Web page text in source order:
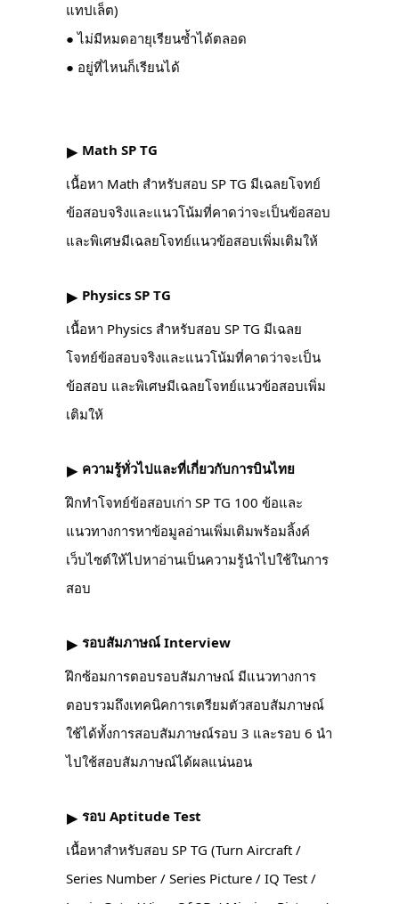
แทปเล็ต)
● ไม่มีหมดอายุเรียนซ้ำได้ตลอด
● อยู่ที่ไหนก็เรียนได้
▶︎ Math SP TG
เนื้อหา Math สำหรับสอบ SP TG มีเฉลยโจทย์
ข้อสอบจริงและแนวโน้มที่คาดว่าจะเป็นข้อสอบ
และพิเศษมีเฉลยโจทย์แนวข้อสอบเพิ่มเติมให้
▶︎ Physics SP TG
เนื้อหา Physics สำหรับสอบ SP TG มีเฉลย
โจทย์ข้อสอบจริงและแนวโน้มที่คาดว่าจะเป็น
ข้อสอบ และพิเศษมีเฉลยโจทย์แนวข้อสอบเพิ่ม
เติมให้
▶︎ ความรู้ทั่วไปและที่เกี่ยวกับการบินไทย
ฝึกทำโจทย์ข้อสอบเก่า SP TG 100 ข้อและ
แนวทางการหาข้อมูลอ่านเพิ่มเติมพร้อมลิ้งค์
เว็บไซต์ให้ไปหาอ่านเป็นความรู้นำไปใช้ในการ
สอบ
▶︎ รอบสัมภาษณ์ Interview
ฝึกซ้อมการตอบรอบสัมภาษณ์ มีแนวทางการ
ตอบรวมถึงเทคนิคการเตรียมตัวสอบสัมภาษณ์
ใช้ได้ทั้งการสอบสัมภาษณ์รอบ 3 และรอบ 6 นำ
ไปใช้สอบสัมภาษณ์ได้ผลแน่นอน
▶︎ รอบ Aptitude Test
เนื้อหาสำหรับสอบ SP TG (Turn Aircraft /
Series Number / Series Picture / IQ Test /